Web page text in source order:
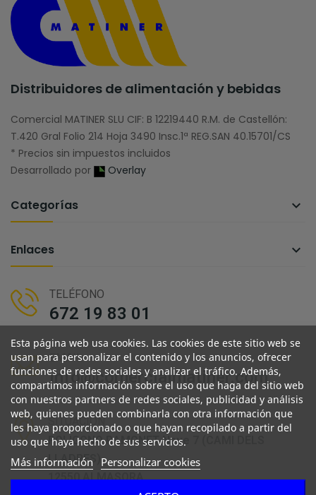
Distribuidores de alimentación y bebidas
Comercial MATINER SLU CIF: B 12219440 R.M. de Castellón:
T.420 Gral Folio 214 Hoja 3490 Insc.1ª REG.SAN 40.15701/CS
* Precios sin impuestos incluidos
Desarrollado por
Overlay
Categorías 
Enlaces 
TELÉFONO
672 19 83 01
EMAIL
info@comercialmatiner.com
SITUACIÓN
POLIGONO RAMONET Nave 7 (CAMI DELS
LLADRES)
12550 ALMASORA
Esta página web usa cookies. Las cookies de este sitio web se
usan para personalizar el contenido y los anuncios, ofrecer
funciones de redes sociales y analizar el tráfico. Además,
compartimos información sobre el uso que haga del sitio web
con nuestros partners de redes sociales, publicidad y análisis
web, quienes pueden combinarla con otra información que
les haya proporcionado o que hayan recopilado a partir del
uso que haya hecho de sus servicios.
Más información Personalizar cookies